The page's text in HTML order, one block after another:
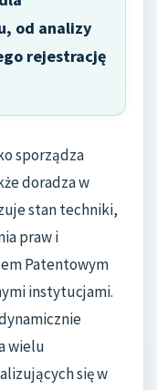
od analizy
rejestrację
sporządza
doradza w
stan techniki,
praw i
Patentowym
instytucjami.
wielu
się w